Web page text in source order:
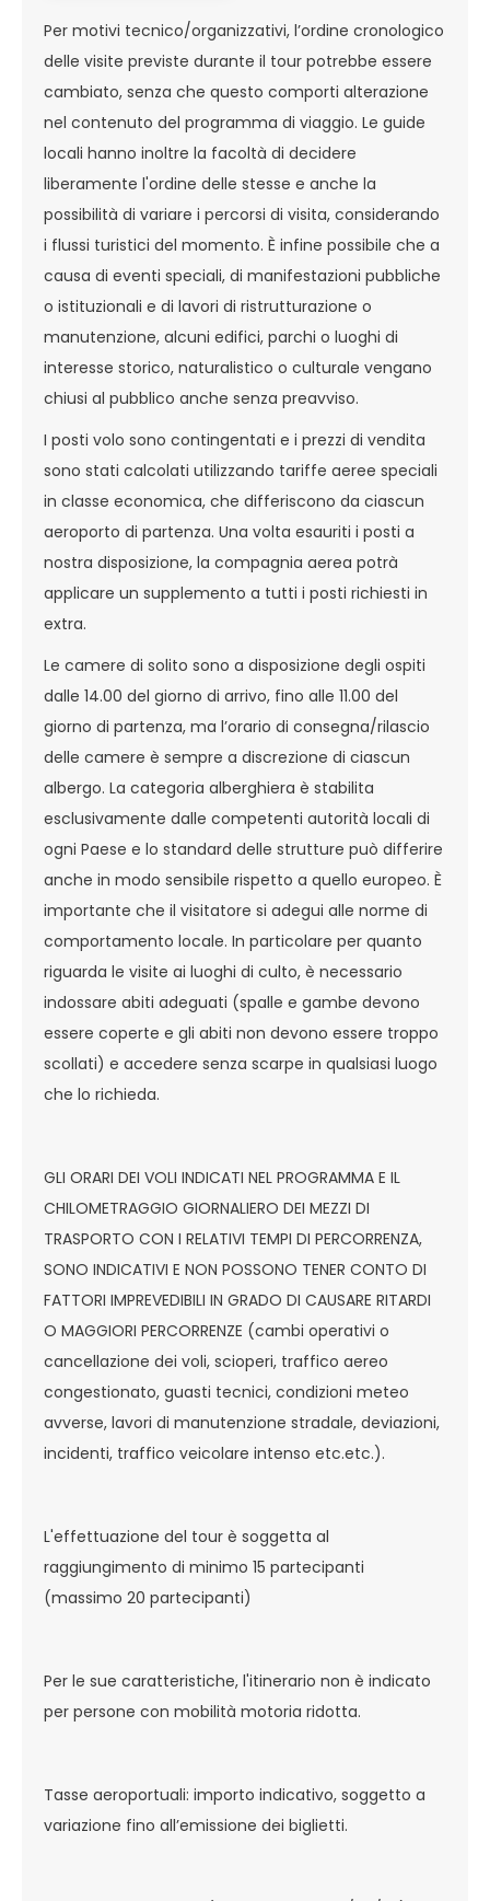
Per motivi tecnico/organizzativi, l’ordine cronologico
delle visite previste durante il tour potrebbe essere
cambiato, senza che questo comporti alterazione
nel contenuto del programma di viaggio. Le guide
locali hanno inoltre la facoltà di decidere
liberamente l'ordine delle stesse e anche la
possibilità di variare i percorsi di visita, considerando
i flussi turistici del momento. È infine possibile che a
causa di eventi speciali, di manifestazioni pubbliche
o istituzionali e di lavori di ristrutturazione o
manutenzione, alcuni edifici, parchi o luoghi di
interesse storico, naturalistico o culturale vengano
chiusi al pubblico anche senza preavviso.
I posti volo sono contingentati e i prezzi di vendita
sono stati calcolati utilizzando tariffe aeree speciali
in classe economica, che differiscono da ciascun
aeroporto di partenza. Una volta esauriti i posti a
nostra disposizione, la compagnia aerea potrà
applicare un supplemento a tutti i posti richiesti in
extra.
Le camere di solito sono a disposizione degli ospiti
dalle 14.00 del giorno di arrivo, fino alle 11.00 del
giorno di partenza, ma l’orario di consegna/rilascio
delle camere è sempre a discrezione di ciascun
albergo. La categoria alberghiera è stabilita
esclusivamente dalle competenti autorità locali di
ogni Paese e lo standard delle strutture può differire
anche in modo sensibile rispetto a quello europeo. È
importante che il visitatore si adegui alle norme di
comportamento locale. In particolare per quanto
riguarda le visite ai luoghi di culto, è necessario
indossare abiti adeguati (spalle e gambe devono
essere coperte e gli abiti non devono essere troppo
scollati) e accedere senza scarpe in qualsiasi luogo
che lo richieda.
GLI ORARI DEI VOLI INDICATI NEL PROGRAMMA E IL
CHILOMETRAGGIO GIORNALIERO DEI MEZZI DI
TRASPORTO CON I RELATIVI TEMPI DI PERCORRENZA,
SONO INDICATIVI E NON POSSONO TENER CONTO DI
FATTORI IMPREVEDIBILI IN GRADO DI CAUSARE RITARDI
O MAGGIORI PERCORRENZE (cambi operativi o
cancellazione dei voli, scioperi, traffico aereo
congestionato, guasti tecnici, condizioni meteo
avverse, lavori di manutenzione stradale, deviazioni,
incidenti, traffico veicolare intenso etc.etc.).
L'effettuazione del tour è soggetta al
raggiungimento di minimo 15 partecipanti
(massimo 20 partecipanti)
Per le sue caratteristiche, l'itinerario non è indicato
per persone con mobilità motoria ridotta.
Tasse aeroportuali: importo indicativo, soggetto a
variazione fino all’emissione dei biglietti.